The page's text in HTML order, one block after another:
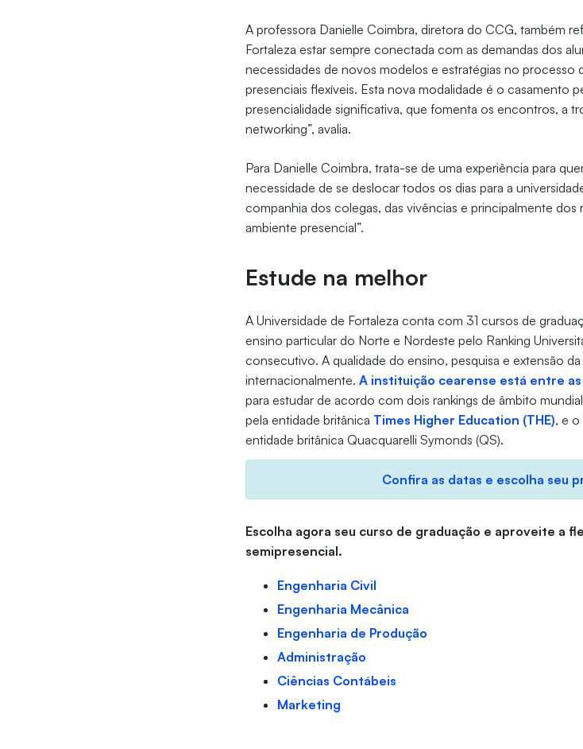
A professora Danielle Coimbra, diretora do CCG, também
Fortaleza estar sempre conectada com as demandas dos
necessidades de novos modelos e estratégias no processo
presenciais flexíveis. Esta nova modalidade é o casamento
presencialidade significativa, que fomenta os encontros, a
networking”, avalia.
Para Danielle Coimbra, trata-se de uma experiência para
necessidade de se deslocar todos os dias para a
companhia dos colegas, das vivências e principalmente
ambiente presencial”.
Estude na melhor
A Universidade de Fortaleza conta com 31 cursos de
ensino particular do Norte e Nordeste pelo Ranking
consecutivo. A qualidade do ensino, pesquisa e extensão
internacionalmente.A instituição cearense está entre
para estudar de acordo com dois rankings de âmbito
pela entidade britânica Times Higher Education (THE), e o
entidade britânica Quacquarelli Symonds (QS).
Confira as datas e escolha seu
Escolha agora seu curso de graduação e aproveite a
semipresencial.
Engenharia Civil
Engenharia Mecânica
Engenharia de Produção
Administração
Ciências Contábeis
Marketing